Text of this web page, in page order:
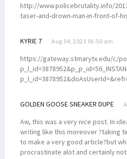
http://www.policebrutality.info/
taser-and-drown-man-in-front-of-
KYRIE 7 Aug 04, 2023 06:50 am
https://gateway.stmarytx.edu/c/
GOLDEN GOOSE SNEAKER DUPE
Aw, this was a very nice post. In
writing like this moreover ?taking
to make a very good article?but
procrastinate alot and certainly